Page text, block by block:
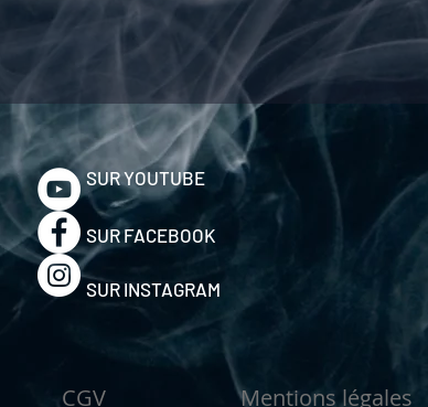
SUR YOUTUBE
SUR FACEBOOK
SUR INSTAGRAM
CGV Mentions légales